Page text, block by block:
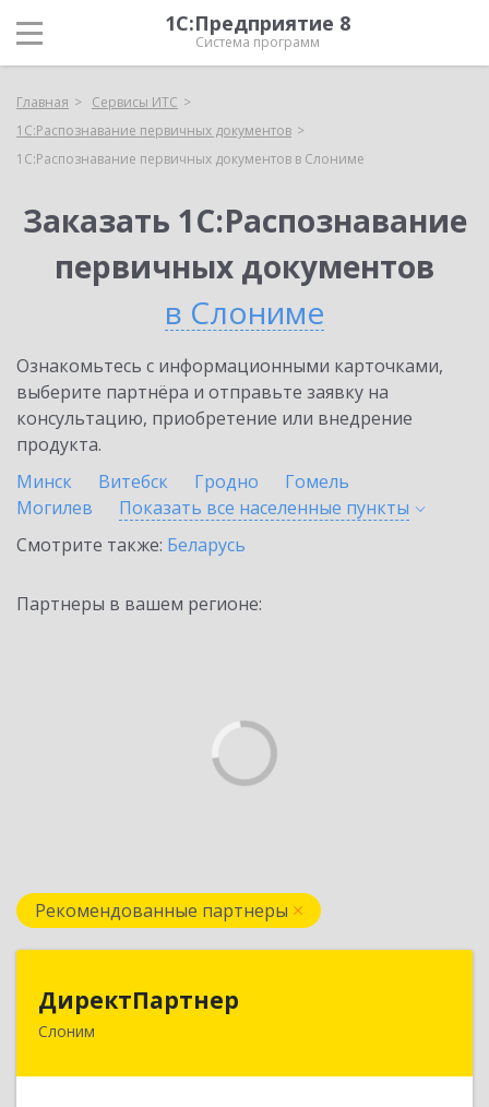
1С:Предприятие 8
Система программ
Главная
Сервисы ИТС
1С:Распознавание первичных документов
1С:Распознавание первичных документов в Слониме
Заказать 1С:Распознавание
первичных документов
в Слониме
Ознакомьтесь с информационными карточками,
выберите партнёра и отправьте заявку на
консультацию, приобретение или внедрение
продукта.
Минск
Витебск Гродно
Гомель
Могилев
Показать все населенные пункты
Смотрите также: Беларусь
Партнеры в вашем регионе:
Рекомендованные партнеры
ДиректПартнер
Слоним
231800, РБ, Гродненская область, г. Слоним, ул.